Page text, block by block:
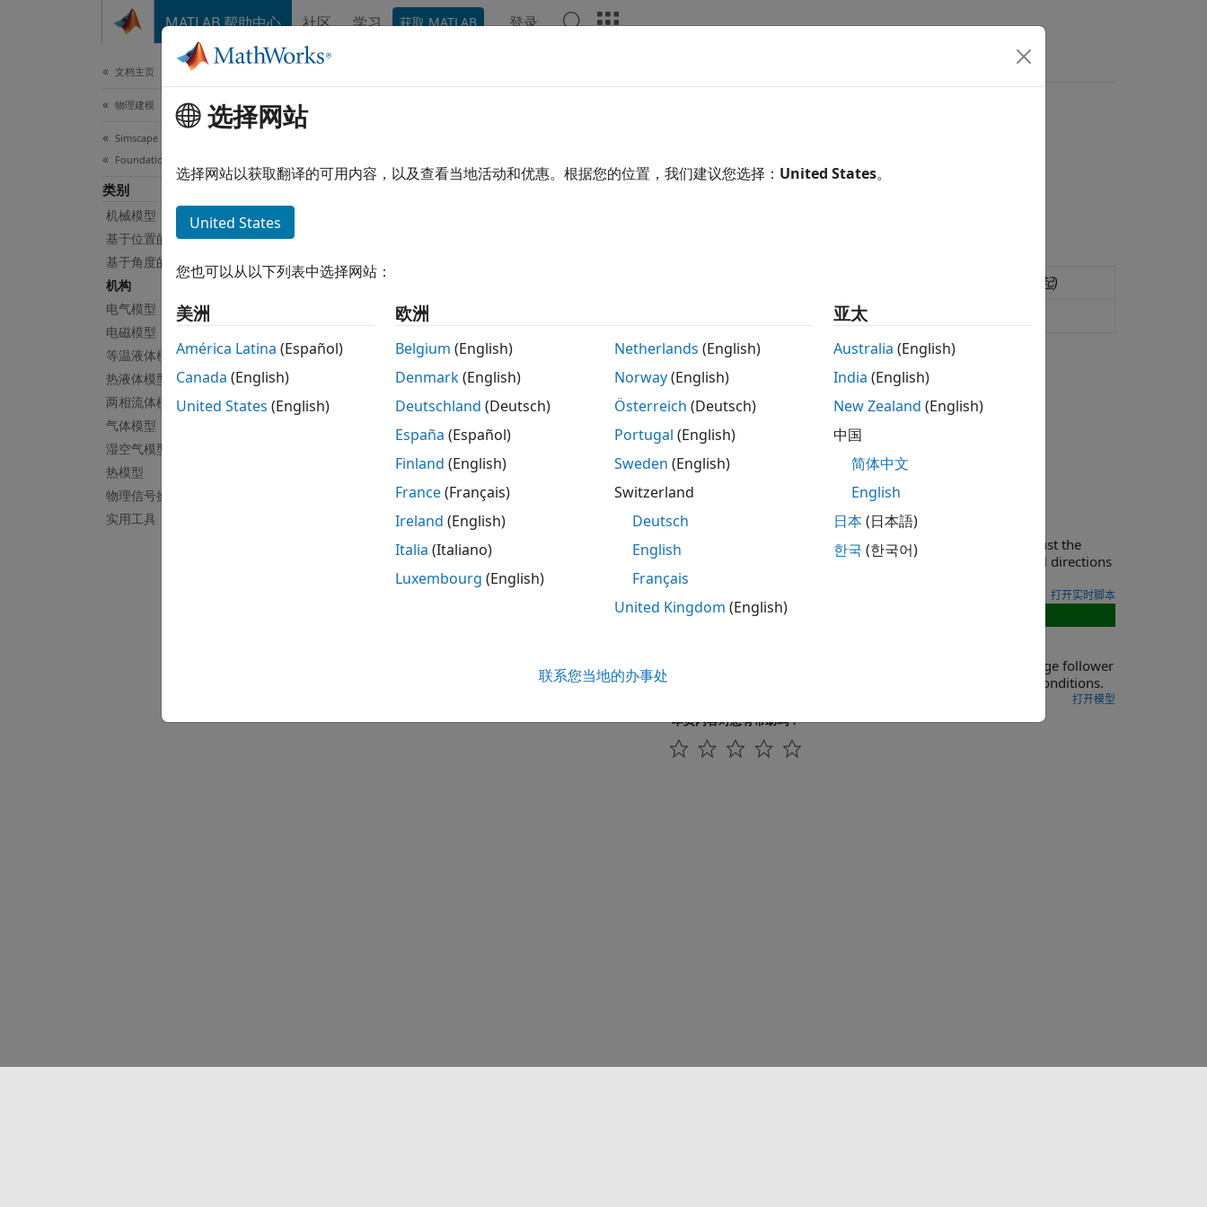
MATLAB 帮助中心 社区 学习 获取 MATLAB 登录
文档主页
物理建模
Simscape
Foundation 模块库
类别
机械模型
基于位置的机械平移模型
基于角度的机械旋转模型
机构
电气模型
电磁模型
等温液体模型
热液体模型
两相流体模型
气体模型
湿空气模型
热模型
物理信号操作
实用工具
基于位置和角度的简单机构，例如轮轴
Cam and Follower (AB-PB)
(自 R2026a 起)
Wheel and Axle (AB-PB)
Position-and-angle-based wheel and axle mechanism
相关信息
基于位置的平移系统
基于角度的旋转系统
精选示例
Interfacing Angle-Based Rotational and Position-Based Translational Networks
Demonstrates how you can define positive directions for translation and rotation in your physical view and adjust the
Simscape™ network to achieve the desired behavior. It highlights the flexibility of Simscape in mapping physical directions
to schematic representations.
打开实时脚本
全新
Model a camshaft using Cam and Follower (AB-PB) blocks. The camshaft has four cams, each driving a knife-edge follower
on a spring. This example describes how to set up the cam profile, offset angles between the cams, and initial conditions.
打开模型
本页内容对您有帮助吗？
选择网站
选择网站以获取翻译的可用内容，以及查看当地活动和优惠。根据您的位置，我们建议您选择： United States。
United States
您也可以从以下列表中选择网站：
美洲
América Latina (Español)
Canada (English)
United States (English)
欧洲
Belgium (English)
Denmark(English)
Deutschland (Deutsch)
España (Español)
Finland (English)
France(Français)
Ireland (English)
Italia (Italiano)
Luxembourg (English)
Netherlands (English)
Norway(English)
Österreich (Deutsch)
Portugal (English)
Sweden (English)
Switzerland
Deutsch
English
Français
United Kingdom (English)
亚太
Australia (English)
India (English)
New Zealand (English)
中国
简体中文
English
日本(日本語)
한국 (한국어)
联系您当地的办事处